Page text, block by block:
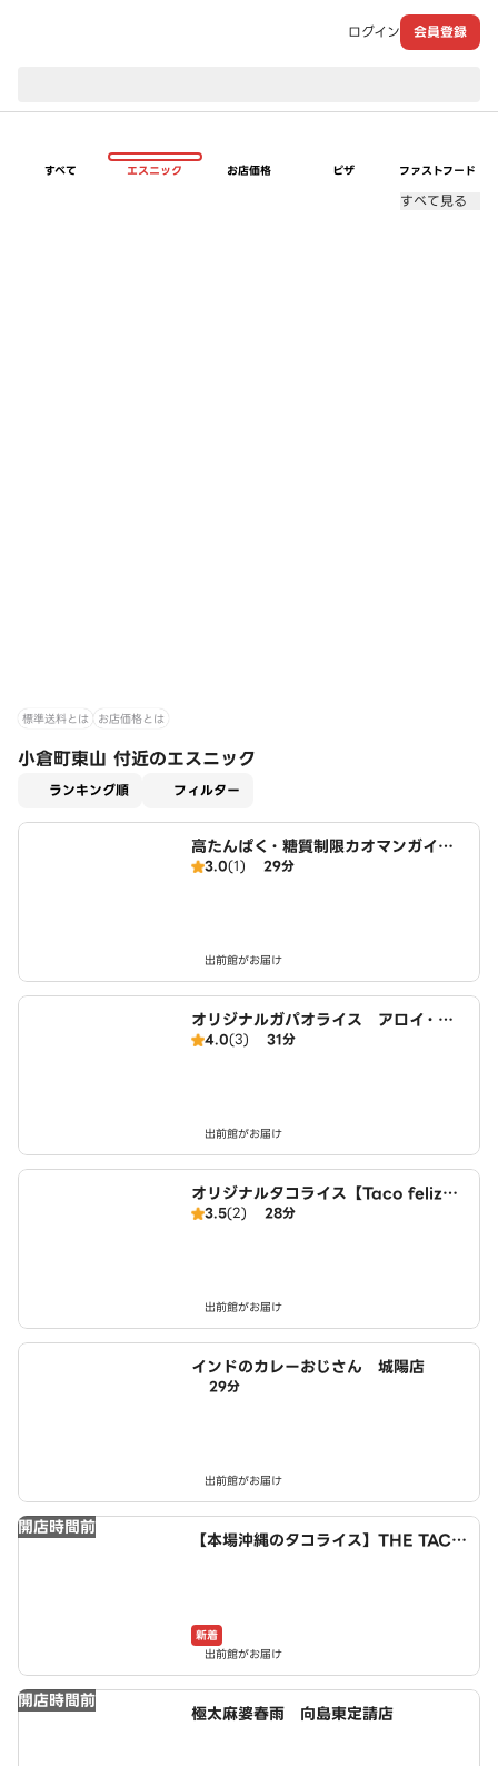
ログイン 会員登録
すべて エスニック お店価格 ピザ ファストフード
すべて見る
標準送料とは お店価格とは
小倉町東山 付近のエスニック
ランキング順 フィルター
高たんぱく・糖質制限カオマンガイ
東京鶏飯食堂 城陽店
3.0(1) 29分
出前館がお届け
オリジナルガパオライス アロイ・ガ
パオ 城陽店
4.0(3) 31分
出前館がお届け
オリジナルタコライス【Taco feliz】
城陽店
3.5(2) 28分
出前館がお届け
インドのカレーおじさん 城陽店
29分
出前館がお届け
開店時間前
【本場沖縄のタコライス】THE TACO
新着
出前館がお届け
開店時間前
極太麻婆春雨 向島東定請店